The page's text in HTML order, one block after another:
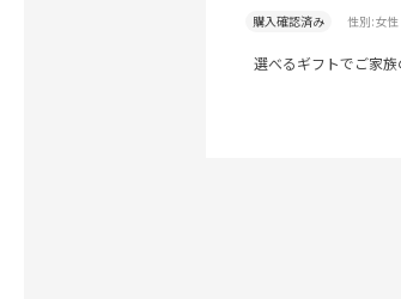
購入確認済み 性別:女性
選べるギフトでご家族